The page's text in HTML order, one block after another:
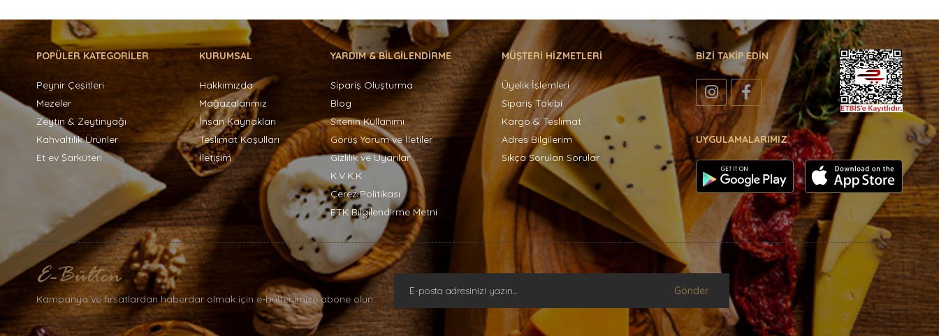
POPÜLER KATEGORİLER
Peynir Çeşitleri
Mezeler
Zeytin & Zeytinyağı
Kahvaltılık Ürünler
Et ev Şarküteri
KURUMSAL
Hakkımızda
Mağazalarımız
İnsan Kaynakları
Teslimat Koşulları
İletişim
YARDIM & BİLGİLENDİRME
Sipariş Oluşturma
Blog
Sitenin Kullanımı
Görüş Yorum ve İletiler
Gizlilik ve Uyarılar
K.V.K.K
Çerez Politikası
ETK Bilgilendirme Metni
MÜŞTERİ HİZMETLERİ
Üyelik İşlemleri
Sipariş Takibi
Kargo & Teslimat
Adres Bilgilerim
Sıkça Sorulan Sorular
BİZİ TAKİP EDİN
UYGULAMALARIMIZ
Kampanya ve fırsatlardan haberdar olmak için e-bültenimize abone olun.
Gönder